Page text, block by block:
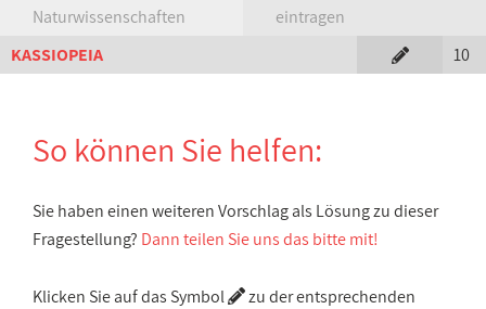
Naturwissenschaften
eintragen
KASSIOPEIA
10
So können Sie helfen:
Sie haben einen weiteren Vorschlag als Lösung zu dieser
Fragestellung? Dann teilen Sie uns das bitte mit!
Klicken Sie auf das Symbol
zu der entsprechenden